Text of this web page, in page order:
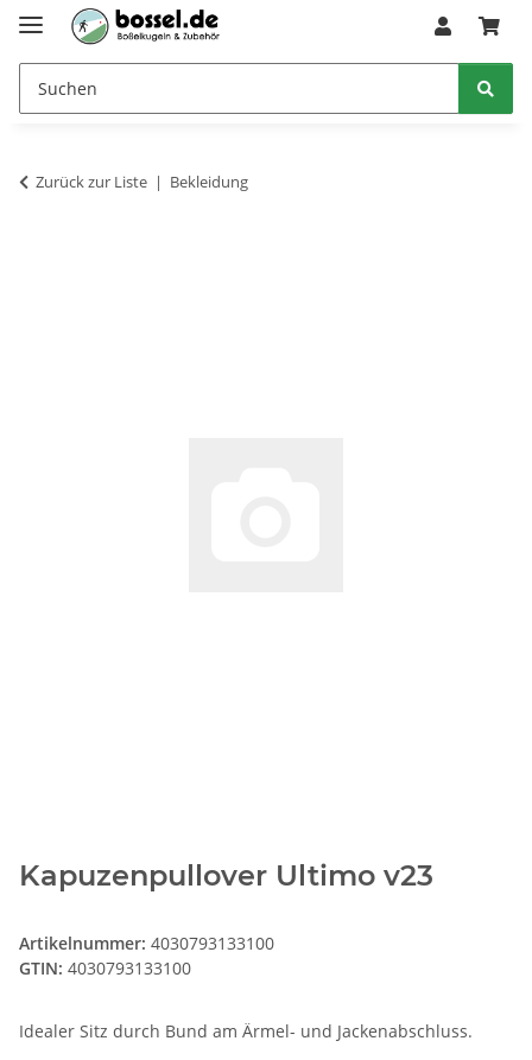
Zurück zur Liste Bekleidung
Kapuzenpullover Ultimo v23
Artikelnummer: 4030793133100
GTIN: 4030793133100
Idealer Sitz durch Bund am Ärmel- und Jackenabschluss.